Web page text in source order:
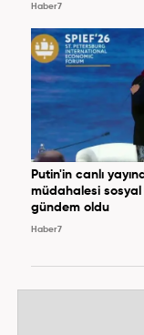
Haber7
Putin'in canlı
müdahalesi
gündem oldu
Haber7